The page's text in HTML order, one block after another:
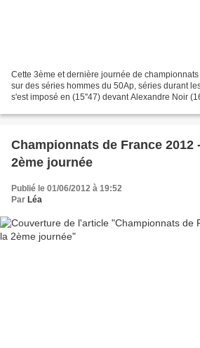
Cette 3ème et dernière journée de
sur des séries hommes du 50Ap, séries durant
s'est imposé en (15''47) devant Alexandre Noir
Championnats de France 2012
2ème journée
Publié le 01/06/2012 à 19:52
Par Léa